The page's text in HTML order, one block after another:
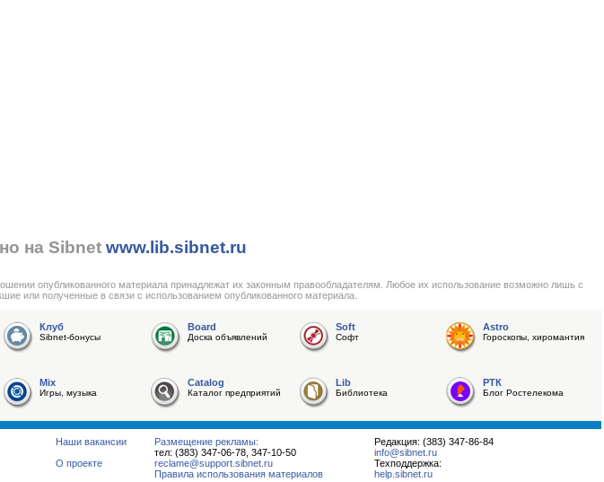
на Sibnet www.lib.sibnet.ru
опубликованного материала принадлежат их законным правообладателям. Любое их использование возможно лишь с
или полученные в связи с использованием опубликованного материала.
Клуб
Sibnet-бонусы
Board
Доска объявлений
Soft
Софт
Astro
Гороскопы, хиромантия
Mix
Игры, музыка
Catalog
Каталог предприятий
Lib
Библиотека
РТК
Блог Ростелекома
Редакция: (383) 347-86-84
info@sibnet.ru
Техподдержка:
help.sibnet.ru
Размещение рекламы:
тел: (383) 347-06-78, 347-10-50
reclame@support.sibnet.ru
Правила использования материалов
Наши вакансии
О проекте